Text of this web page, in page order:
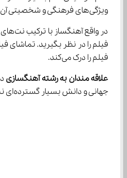
ویژگی‌های فرهنگی و شخصیتی آن شکل می‌گیرد. بنابراین یک آهنگساز باید شناخت بسیار کاملی از فرهنگ‌های مختلف داشته باشد تا بتواند متناسب با آنچه می‌خواهد آهنگ بسازد.
فیلم را درک می‌کند.
علاقه مندان به رشته آهنگسازی
جهانی و دانش بسیار گسترده‌ای نسبت به فرهنگ جوامع مختلف دارند.